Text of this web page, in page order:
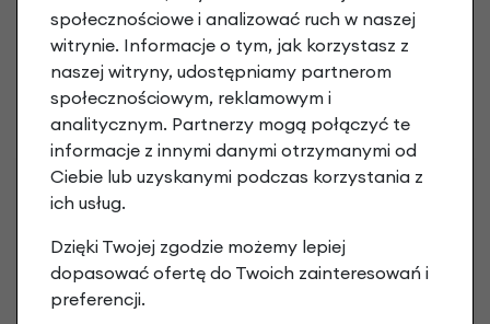
składany Dahon Curl
Ei4
8 999,00 zł | -13%
7 829,13 zł
składany Dahon K-
Feather
Zółty
5 599,00 zł
5 039,10 zł
społecznościowe i analizować ruch w naszej
witrynie. Informacje o tym, jak korzystasz z
naszej witryny, udostępniamy partnerom
społecznościowym, reklamowym i
analitycznym. Partnerzy mogą połączyć te
informacje z innymi danymi otrzymanymi od
Ciebie lub uzyskanymi podczas korzystania z
ich usług.
Dzięki Twojej zgodzie możemy lepiej
dopasować ofertę do Twoich zainteresowań i
preferencji.